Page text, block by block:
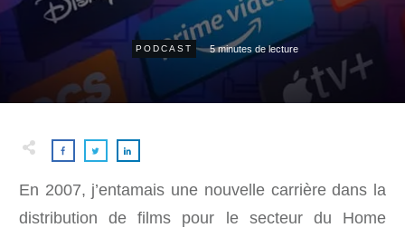
PODCAST 5minutes de lecture
En 2007, j’entamais une nouvelle carrière dans la
distribution de films pour le secteur du Home